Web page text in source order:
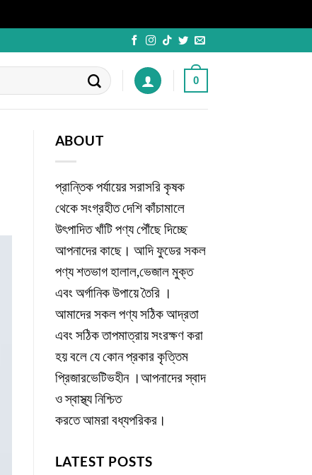
0
ABOUT
প্রান্তিক পর্যায়ের সরাসরি কৃষক
থেকে সংগ্রহীত দেশি কাঁচামালে
উৎপাদিত খাঁটি পণ্য পৌঁছে দিচ্ছে
আপনাদের কাছে। আদি ফুডের সকল
পণ্য শতভাগ হালাল,ভেজাল মুক্ত
এবং অর্গানিক উপায়ে তৈরি ।
আমাদের সকল পণ্য সঠিক আদ্রতা
এবং সঠিক তাপমাত্রায় সংরক্ষণ করা
হয় বলে যে কোন প্রকার কৃত্তিম
প্রিজারভেটিভহীন ।আপনাদের স্বাদ
ও স্বাস্থ্য নিশ্চিত
করতে আমরা বধ্যপরিকর।
LATEST POSTS